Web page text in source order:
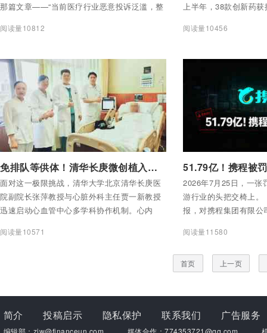
那篇文章——“当前医疗行业恶意投诉泛滥，整
得缓一缓才能消化： “药味刺鼻”——投诉。 “护
诉。
阅读量10812
上半年，38款创新药
总额突破1000亿美元。
阅读量10456
免排队等供体！清华长庚微创植入人工心脏，重症心衰有了新出路
面对这一极限挑战，清华大学北京清华长庚医
院副院长张萍教授与心脏外科主任贾一新教授
迅速启动心血管中心多学科协作机制。心内
阅读量10571
51.79亿！携程被
2026年7月25日，一张
游行业的头把交椅上
报，对携程集团有限
亿元，罚款35.21亿元
阅读量11580
首页 上一页
简介 投稿启示 隐私保护 联系我们 广告服务
编辑部：zjw@financeun.com 媒体合作：774353721@qq.com